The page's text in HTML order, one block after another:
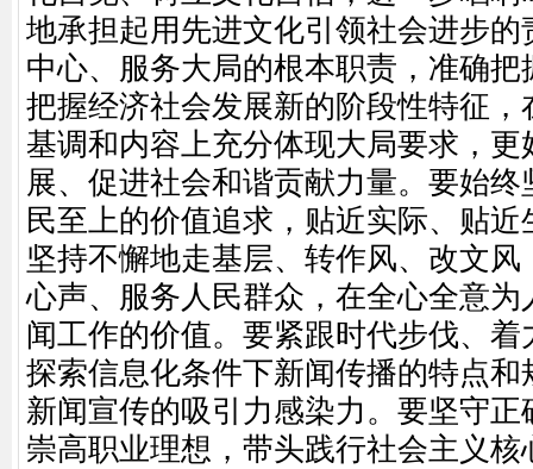
地承担起用先进文化引领社会进步的
中心、服务大局的根本职责，准确
把握经济社会发展新的阶段性特征，
基调和内容上充分体现大局要求，
展、促进社会和谐贡献力量。要始
民至上的价值追求，贴近实际、贴
坚持不懈地走基层、转作风、改文
心声、服务人民群众，在全心全意为
闻工作的价值。要紧跟时代步伐、
探索信息化条件下新闻传播的特点和
新闻宣传的吸引力感染力。要坚守
崇高职业理想，带头践行社会主义